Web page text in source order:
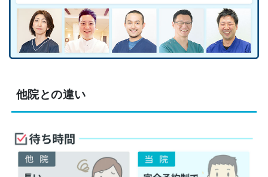
他院との違い